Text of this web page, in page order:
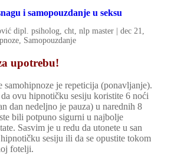
i samopouzdanje u seksu
dipl. psiholog, cht, nlp master |dec 21,
, Samopouzdanje
upotrebu!
samohipnoze je repeticija (ponavljanje).
ovu hipnotičku sesiju koristite 6 noći
dan nedeljno je pauza) u narednih 8
bili potpuno sigurni u najbolje
Sasvim je u redu da utonete u san
sesiju ili da se opustite tokom
fotelji.